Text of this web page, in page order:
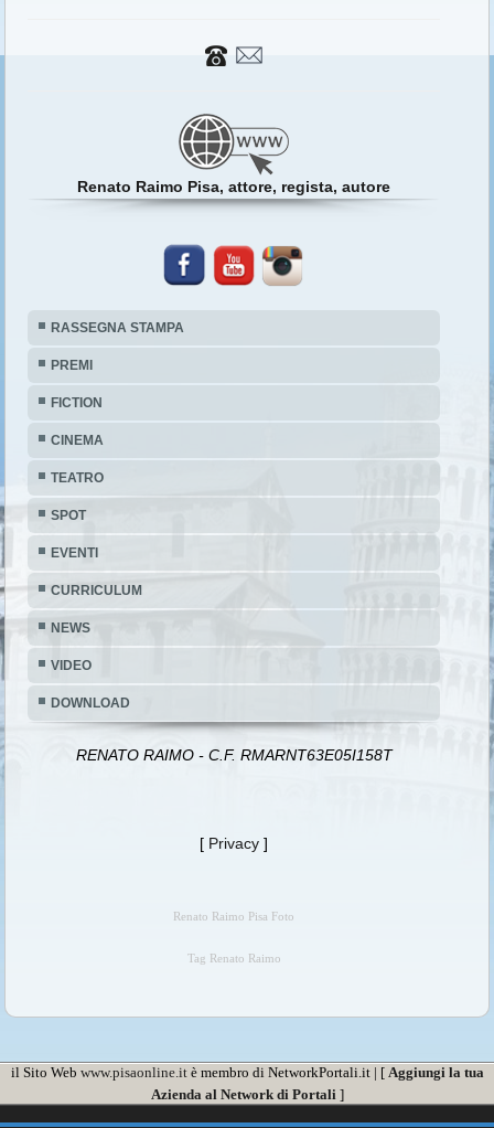
Renato Raimo Pisa, attore, regista, autore
RASSEGNA STAMPA
PREMI
FICTION
CINEMA
TEATRO
SPOT
EVENTI
CURRICULUM
NEWS
VIDEO
DOWNLOAD
RENATO RAIMO - C.F. RMARNT63E05I158T
[ Privacy ]
Renato Raimo Pisa Foto
Tag Renato Raimo
il Sito Web www.pisaonline.itè membro di NetworkPortali.it | [ Aggiungi la tua
Azienda al Network di Portali]